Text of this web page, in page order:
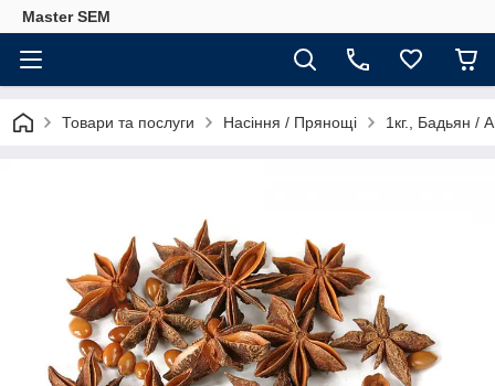
Master SEM
Товари та послуги Насіння / Прянощі 1кг., Бадьян /